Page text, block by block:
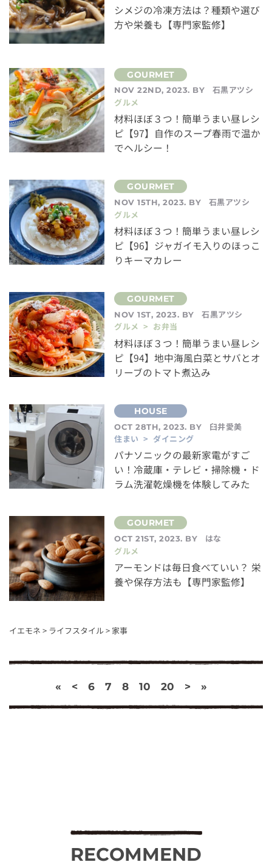
シメジの冷凍方法は？種類や選び
方や栄養も【専門家監修】
NOV 22ND, 2023. BY
石黒アツシ
グルメ
材料ほぼ３つ！簡単うまい昼レシ
ピ【97】自作のスープ春雨で温か
でヘルシー！
NOV 15TH, 2023. BY
石黒アツシ
グルメ
材料ほぼ３つ！簡単うまい昼レシ
ピ【96】ジャガイモ入りのほっこ
りキーマカレー
NOV 1ST, 2023. BY
石黒アツシ
グルメ > お弁当
材料ほぼ３つ！簡単うまい昼レシ
ピ【94】地中海風白菜とサバとオ
リーブのトマト煮込み
OCT 28TH, 2023. BY
臼井愛美
住まい > ダイニング
パナソニックの最新家電がすご
い！冷蔵庫・テレビ・掃除機・ド
ラム洗濯乾燥機を体験してみた
OCT 21ST, 2023. BY
はな
グルメ
アーモンドは毎日食べていい？ 栄
養や保存方法も【専門家監修】
イエモネ > ライフスタイル> 家事
« < 6 7 8 10 20 > »
RECOMMEND